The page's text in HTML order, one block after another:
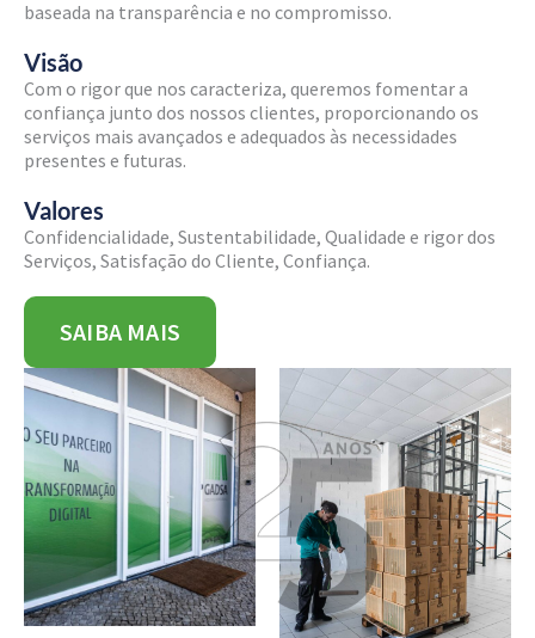
baseada na transparência e no compromisso.
Visão
Com o rigor que nos caracteriza, queremos fomentar a
confiança junto dos nossos clientes, proporcionando os
serviços mais avançados e adequados às necessidades
presentes e futuras.
Valores
Confidencialidade, Sustentabilidade, Qualidade e rigor dos
Serviços, Satisfação do Cliente, Confiança.
SAIBA MAIS